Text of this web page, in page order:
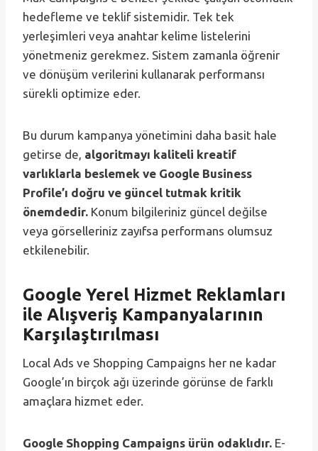
hedefleme ve teklif sistemidir. Tek tek
yerleşimleri veya anahtar kelime listelerini
yönetmeniz gerekmez. Sistem zamanla öğrenir
ve dönüşüm verilerini kullanarak performansı
sürekli optimize eder.
Bu durum kampanya yönetimini daha basit hale
getirse de, algoritmayı kaliteli kreatif
varlıklarla beslemek ve Google Business
Profile’ı doğru ve güncel tutmak kritik
önemdedir. Konum bilgileriniz güncel değilse
veya görselleriniz zayıfsa performans olumsuz
etkilenebilir.
Google Yerel Hizmet Reklamları
ile Alışveriş Kampanyalarının
Karşılaştırılması
Local Ads ve Shopping Campaigns her ne kadar
Google’ın birçok ağı üzerinde görünse de farklı
amaçlara hizmet eder.
Google Shopping Campaigns ürün odaklıdır. E-